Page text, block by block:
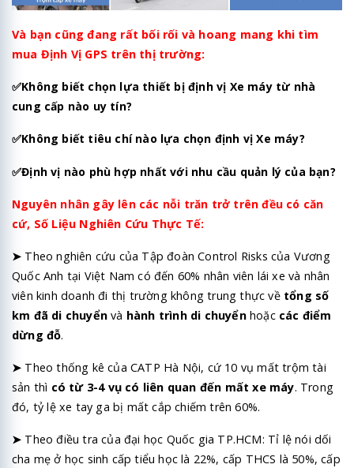
Và bạn cũng đang rất bối rối và hoang mang khi tìm
mua Định Vị GPS trên thị trường:
✅Không biết chọn lựa thiết bị định vị Xe máy từ nhà
cung cấp nào uy tín?
✅Không biết tiêu chí nào lựa chọn định vị Xe máy?
✅Định vị nào phù hợp nhất với nhu cầu quản lý của bạn?
Nguyên nhân gây lên các nỗi trăn trở trên đều có căn
cứ, Số Liệu Nghiên Cứu Thực Tế:
➤ Theo nghiên cứu của Tập đoàn Control Risks của Vương
Quốc Anh tại Việt Nam có đến 60% nhân viên lái xe và nhân
viên kinh doanh đi thị trường không trung thực về tổng số
km đã di chuyển và hành trình di chuyểnhoặccác điểm
dừng đỗ.
➤ Theo thống kê của CATP Hà Nội, cứ 10 vụ mất trộm tài
sản thì có từ 3-4 vụ có liên quan đến mất xe máy. Trong
đó, tỷ lệ xe tay ga bị mất cắp chiếm trên 60%.
➤ Theo điều tra của đại học Quốc gia TP.HCM: Tỉ lệ nói dối
cha mẹ ở học sinh cấp tiểu học là 22%, cấp THCS là 50%, cấp